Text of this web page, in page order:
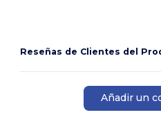
Reseñas de Clientes del
Añadir un